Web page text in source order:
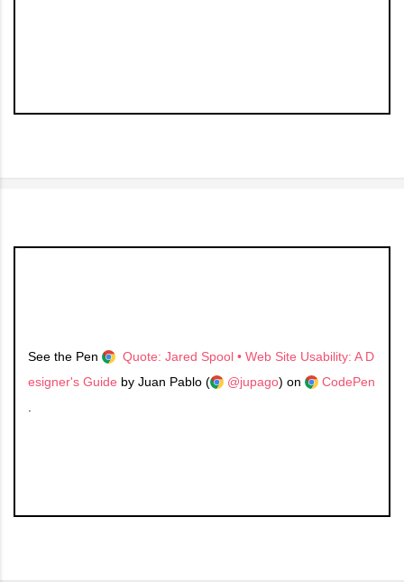
See the Pen
Quote: Jared Spool • Web Site Usability: A D
esigner's Guide by Juan Pablo ( @jupago) on
CodePen